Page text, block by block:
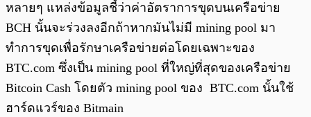
หลายๆ แหล่งข้อมูลชี้ว่าค่าอัตราการขุดบนเครือข่าย
BCH นั้นจะร่วงลงอีกถ้าหากมันไม่มี mining pool มา
ทำการขุดเพื่อรักษาเครือข่ายต่อโดยเฉพาะของ
BTC.com ซึ่งเป็น mining pool ที่ใหญ่ที่สุดของเครือข่าย
Bitcoin Cash โดยตัว mining pool ของ BTC.com นั้นใช้
ฮาร์ดแวร์ของ Bitmain